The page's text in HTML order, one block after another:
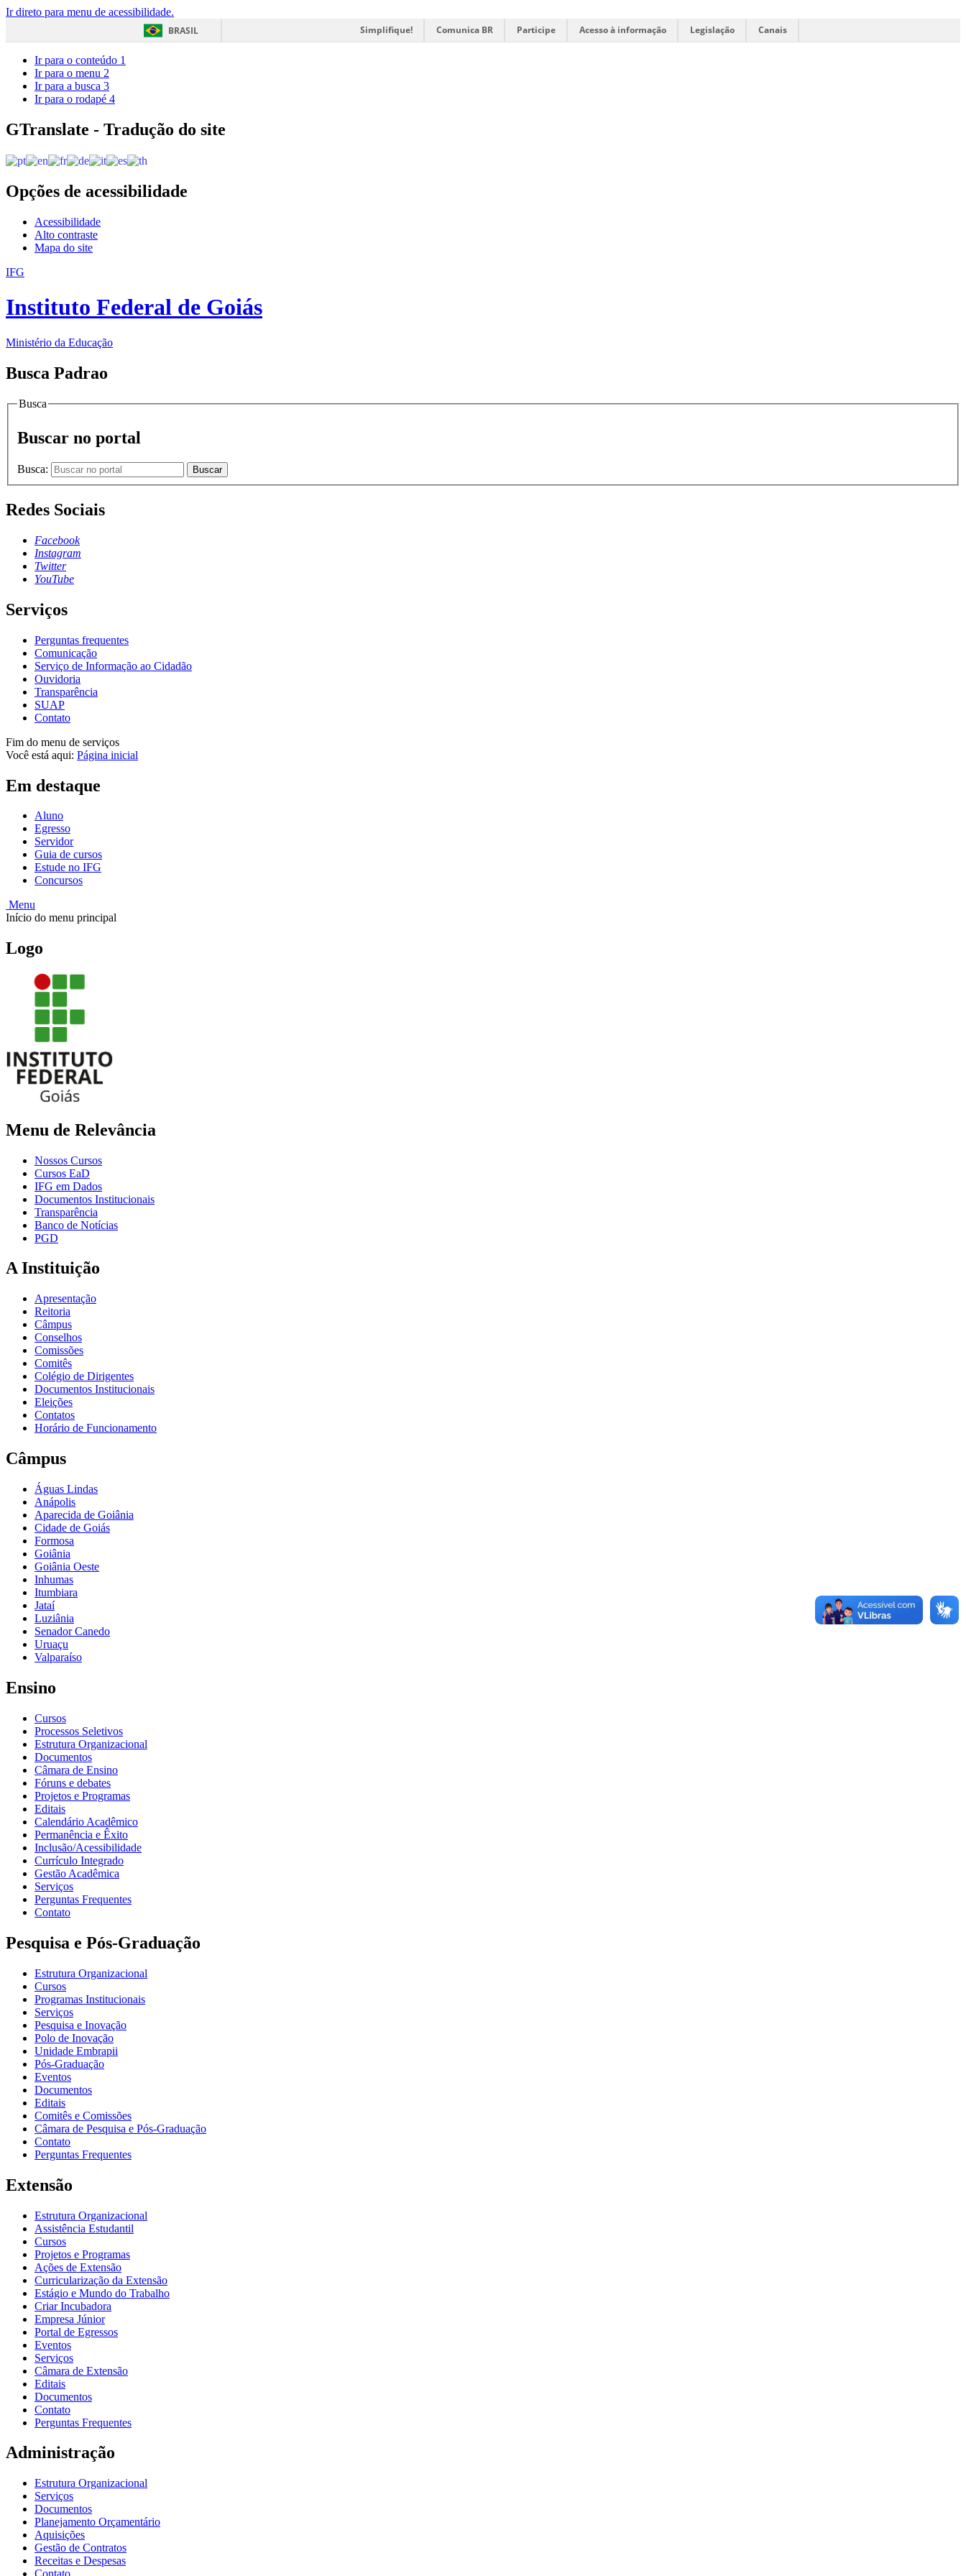
Ir direto para menu de acessibilidade.
BRASIL
Simplifique! Comunica BR Participe Acesso à informação Legislação Canais
Ir para o conteúdo 1
Ir para o menu 2
Ir para a busca 3
Ir para o rodapé 4
GTranslate - Tradução do site
Opções de acessibilidade
Acessibilidade
Alto contraste
Mapa do site
IFG
Instituto Federal de Goiás
Ministério da Educação
Busca Padrao
Busca
Buscar no portal
Busca: Buscar
Redes Sociais
Facebook
Instagram
Twitter
YouTube
Serviços
Perguntas frequentes
Comunicação
Serviço de Informação ao Cidadão
Ouvidoria
Transparência
SUAP
Contato
Fim do menu de serviços
Você está aqui: Página inicial
Em destaque
Aluno
Egresso
Servidor
Guia de cursos
Estude no IFG
Concursos
Menu
Início do menu principal
Logo
Menu de Relevância
Nossos Cursos
Cursos EaD
IFG em Dados
Documentos Institucionais
Transparência
Banco de Notícias
PGD
A Instituição
Apresentação
Reitoria
Câmpus
Conselhos
Comissões
Comitês
Colégio de Dirigentes
Documentos Institucionais
Eleições
Contatos
Horário de Funcionamento
Câmpus
Águas Lindas
Anápolis
Aparecida de Goiânia
Cidade de Goiás
Formosa
Goiânia
Goiânia Oeste
Inhumas
Itumbiara
Jataí
Luziânia
Senador Canedo
Uruaçu
Valparaíso
Ensino
Cursos
Processos Seletivos
Estrutura Organizacional
Documentos
Câmara de Ensino
Fóruns e debates
Projetos e Programas
Editais
Calendário Acadêmico
Permanência e Êxito
Inclusão/Acessibilidade
Currículo Integrado
Gestão Acadêmica
Serviços
Perguntas Frequentes
Contato
Pesquisa e Pós-Graduação
Estrutura Organizacional
Cursos
Programas Institucionais
Serviços
Pesquisa e Inovação
Polo de Inovação
Unidade Embrapii
Pós-Graduação
Eventos
Documentos
Editais
Comitês e Comissões
Câmara de Pesquisa e Pós-Graduação
Contato
Perguntas Frequentes
Extensão
Estrutura Organizacional
Assistência Estudantil
Cursos
Projetos e Programas
Ações de Extensão
Curricularização da Extensão
Estágio e Mundo do Trabalho
Criar Incubadora
Empresa Júnior
Portal de Egressos
Eventos
Serviços
Câmara de Extensão
Editais
Documentos
Contato
Perguntas Frequentes
Administração
Estrutura Organizacional
Serviços
Documentos
Planejamento Orçamentário
Aquisições
Gestão de Contratos
Receitas e Despesas